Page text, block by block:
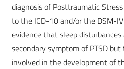
diagnosis of Posttraumatic Stress
to the ICD-10 and/or the DSM-IV
evidence that sleep
secondary symptom of PTSD
involved in the development of